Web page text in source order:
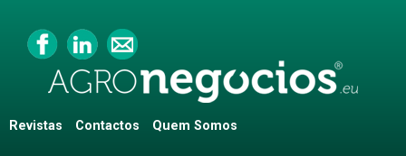
Revistas Contactos Quem Somos